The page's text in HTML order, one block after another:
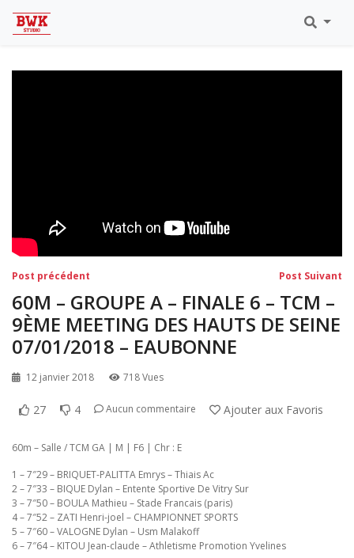
Eaubonne 2019
Navigation
de
l’article
Post précédent Post Suivant
60M – GROUPE A – FINALE 6 – TCM –
9ÈME MEETING DES HAUTS DE SEINE
07/01/2018 – EAUBONNE
12 janvier 2018 718 Vues
27 4 Aucun commentaire Ajouter aux Favoris
60m – Salle / TCM GA | M | F6 | Chr : E
1 – 7″29 – BRIQUET-PALITTA Emrys – Thiais Ac
2 – 7″33 – BIQUE Dylan – Entente Sportive De Vitry Sur
3 – 7″50 – BOULA Mathieu – Stade Francais (paris)
4 – 7″52 – ZATI Henri-joel – CHAMPIONNET SPORTS
5 – 7″60 – VALOGNE Dylan – Usm Malakoff
6 – 7″64 – KITOU Jean-claude – Athletisme Promotion Yvelines